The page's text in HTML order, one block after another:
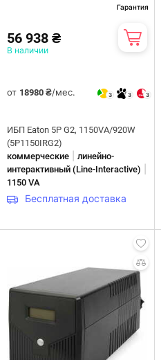
Гарантия
56 938 ₴
В наличии
от 18980 ₴/мес. 3 3 3
ИБП Eaton 5P G2, 1150VA/920W
(5P1150IRG2)
коммерческие
линейно-
интерактивны­й (Line-Interactive)
1150 VA
Бесплатная доставка